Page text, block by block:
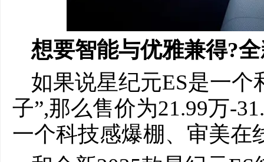
想要智能与优雅兼得?
如果说星纪元ES是一
子”,那么售价为21.99万-
一个科技感爆棚、审美在